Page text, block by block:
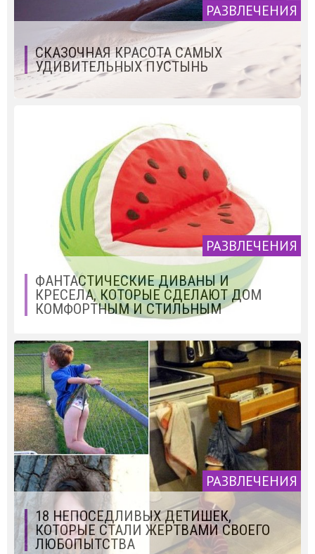
РАЗВЛЕЧЕНИЯ
СКАЗОЧНАЯ КРАСОТА САМЫХ
УДИВИТЕЛЬНЫХ ПУСТЫНЬ
РАЗВЛЕЧЕНИЯ
ФАНТАСТИЧЕСКИЕ ДИВАНЫ И
КРЕСЕЛА, КОТОРЫЕ СДЕЛАЮТ ДОМ
КОМФОРТНЫМ И СТИЛЬНЫМ
РАЗВЛЕЧЕНИЯ
18 НЕПОСЕДЛИВЫХ ДЕТИШЕК,
КОТОРЫЕ СТАЛИ ЖЕРТВАМИ СВОЕГО
ЛЮБОПЫТСТВА